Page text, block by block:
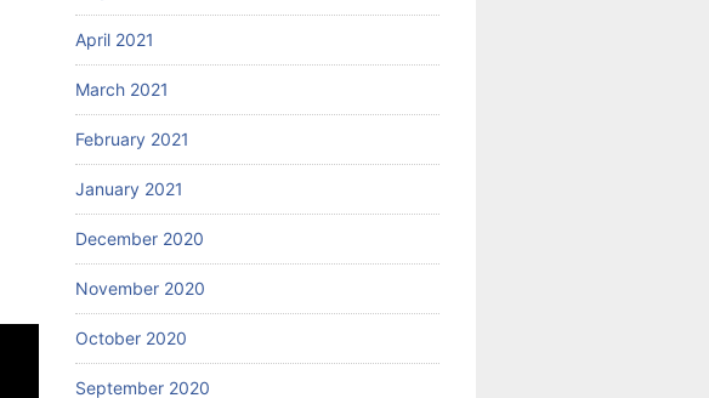
April 2021
March 2021
February 2021
January 2021
December 2020
November 2020
October 2020
September 2020